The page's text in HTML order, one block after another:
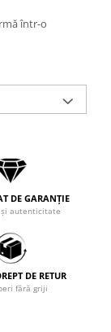
într-o
DE GARANȚIE
autenticitate
DE RETUR
fără griji